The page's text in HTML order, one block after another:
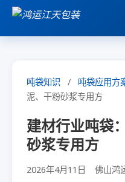
吨袋知识 / 吨袋应用方
泥、干粉砂浆专用方
建材行业吨袋
砂浆专用方
2026年4月11日 佛山鸿